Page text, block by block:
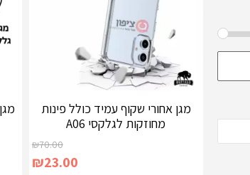
מגן אחורי שקוף עמיד כולל פינות
מחוזקות לגלקסי A06
₪70.00
₪23.00